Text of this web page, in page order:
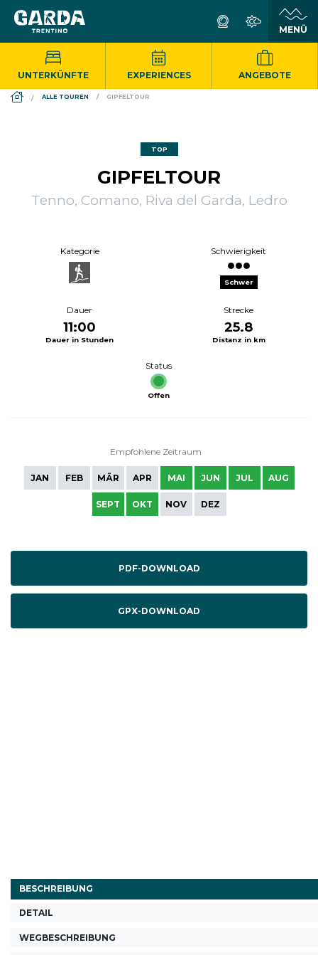
UNTERKÜNFTE EXPERIENCES ANGEBOTE
DS_BREADCRUMB.HOME
ALLE TOUREN GIPFELTOUR
TOP
GIPFELTOUR
Tenno, Comano, Riva del Garda, Ledro
Kategorie Schwierigkeit
Schwer
Dauer
11:00
Dauer in Stunden
Strecke
25.8
Distanz in km
Status
Offen
Empfohlene Zeitraum
JAN FEB MÄR APR MAI JUN JUL AUG
SEPT OKT NOV DEZ
PDF-DOWNLOAD
GPX-DOWNLOAD
BESCHREIBUNG
DETAIL
WEGBESCHREIBUNG